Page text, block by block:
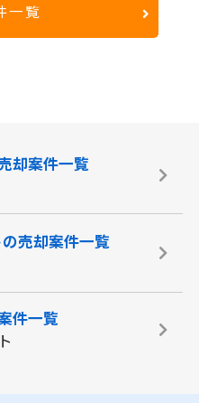
一覧
却案件一覧
売却案件一覧
件一覧